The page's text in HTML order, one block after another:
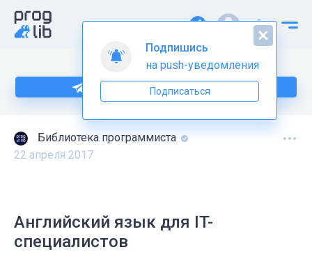
Подпишитесь на нас в Telegram
Библиотека программиста
22 апреля 2017
Английский язык для IT-
специалистов
Подпишись
на push-уведомления
Подписаться